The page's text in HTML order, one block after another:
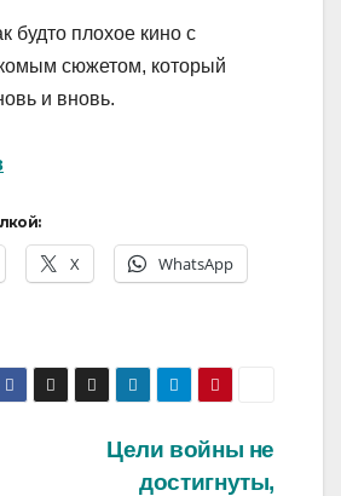
будто плохое кино с
сюжетом, который
и вновь.
X WhatsApp
Цели войны не
достигнуты,